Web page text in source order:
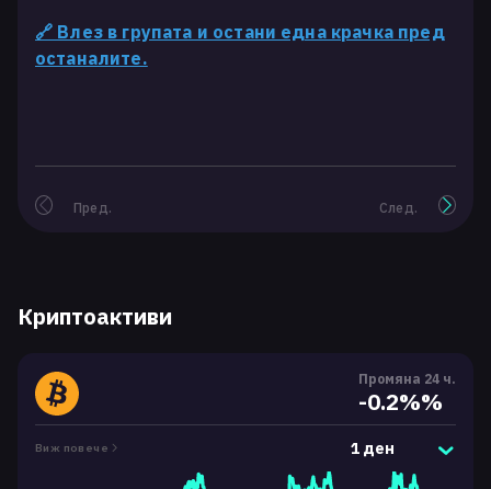
🔗 Влез в групата и остани една крачка пред
останалите.
Пред. След.
Криптоактиви
Промяна 24 ч.
-0.2%%
Виж повече 1 ден